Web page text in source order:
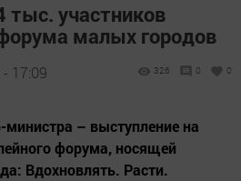
тыс. участников
малых городов
17:09 326 0 0
– выступление на
форума, носящей
Вдохновлять. Расти.